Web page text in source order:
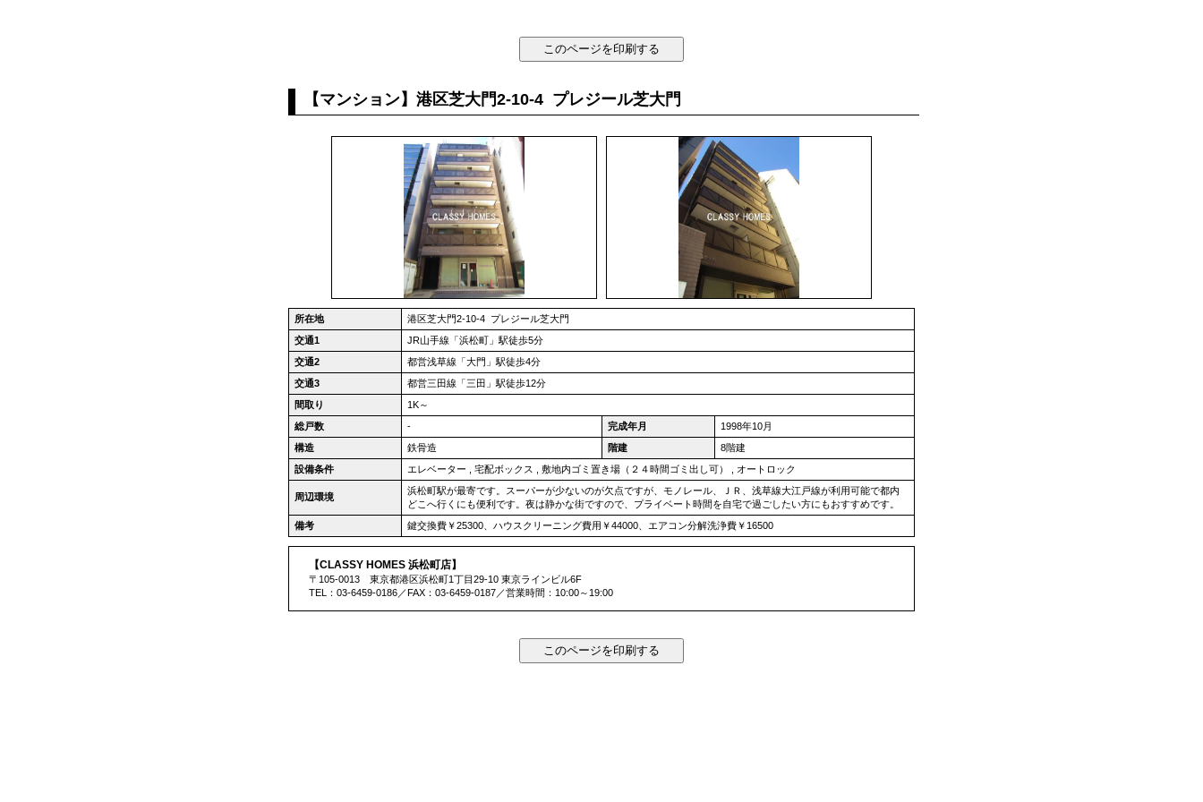
【マンション】港区芝大門2-10-4 プレジール芝大門
所在地
港区芝大門2-10-4 プレジール芝大門
交通1
JR山手線「浜松町」駅徒歩5分
交通2
都営浅草線「大門」駅徒歩4分
交通3
都営三田線「三田」駅徒歩12分
間取り
1K～
総戸数
- 完成年月
1998年10月
構造
鉄骨造 階建
8階建
設備条件
エレベーター 宅配ボックス 敷地内ゴミ置き場（２４時間ゴミ出し可） オートロック
周辺環境
浜松町駅が最寄です。スーパーが少ないのが欠点ですが、モノレール、ＪＲ、浅草線大江戸線が利用可能で都内
どこへ行くにも便利です。夜は静かな街ですので、プライベート時間を自宅で過ごしたい方にもおすすめです。
備考
鍵交換費￥25300、ハウスクリーニング費用￥44000、エアコン分解洗浄費￥16500
【CLASSY HOMES 浜松町店】
〒105-0013 東京都港区浜松町1丁目29-10 東京ラインビル6F
TEL：03-6459-0186／FAX：03-6459-0187／営業時間：10:00～19:00